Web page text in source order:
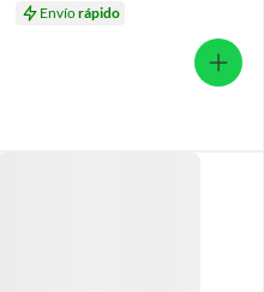
Envíorápido